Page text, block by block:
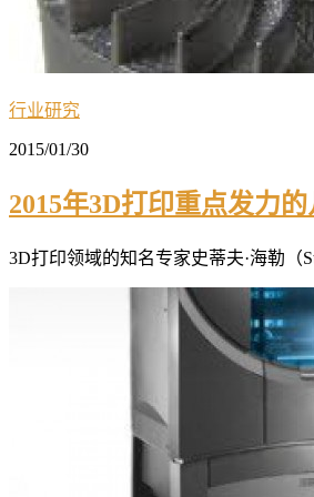
行业研究
2015/01/30
2015年3D打印重点发力
3D打印领域的知名专家史蒂夫·海勒（